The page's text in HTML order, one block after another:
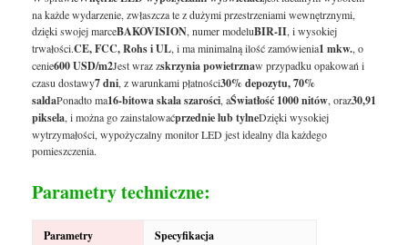
na każde wydarzenie, zwłaszcza te z dużymi przestrzeniami wewnętrznymi,
dzięki swojej marceBAKOVISION, numer modeluBIR-II, i wysokiej
trwałości.CE, FCC, Rohs i UL, i ma minimalną ilość zamówienia1 mkw., o
cenie600 USD/m2Jest wraz zskrzynia powietrznaw przypadku opakowań i
czasu dostawy7 dni, z warunkami płatności30% depozytu, 70%
saldaPonadto ma16-bitowa skala szarości, aŚwiatłość 1000 nitów, oraz30,91
piksela, i można go zainstalowaćprzednie lub tylneDzięki wysokiej
wytrzymałości, wypożyczalny monitor LED jest idealny dla każdego
pomieszczenia.
Parametry techniczne:
Parametry Specyfikacja